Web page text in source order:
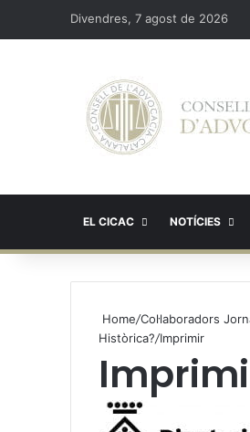
Divendres, 7 agost de 2026
EL CICAC NOTÍCIES
Home/Col·laboradors
Històrica?/Imprimir